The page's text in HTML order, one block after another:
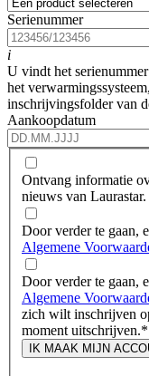
Serienummer
i
U vindt het
het
inschrijvingsfolder van
Aankoopdatum
Ontvang informatie
nieuws van
Door verder te gaan,
Algemene
Door verder te gaan,
Algemene
zich wilt inschrijven
moment uitschrijven.*
IK MAAK MIJN